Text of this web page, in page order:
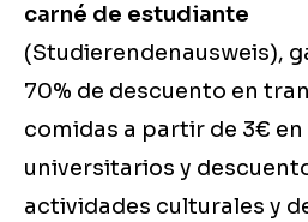
carné de estudiante
(Studierendenausweis),
70% de descuento en
comidas a partir de 3€
universitarios y
actividades culturales y